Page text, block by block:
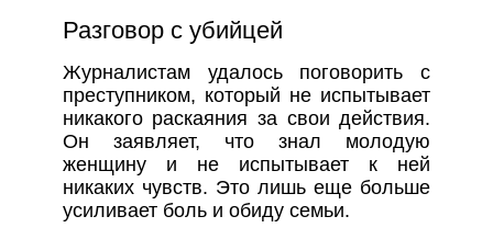
Разговор с убийцей
Журналистам удалось поговорить с
преступником, который не испытывает
никакого раскаяния за свои действия.
Он заявляет, что знал молодую
женщину и не испытывает к ней
никаких чувств. Это лишь еще больше
усиливает боль и обиду семьи.